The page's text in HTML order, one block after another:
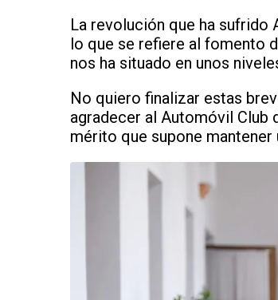
La revolución que ha sufrido
lo que se refiere al fomento
nos ha situado en unos
No quiero finalizar estas
agradecer al Automóvil Club
mérito que supone mantener